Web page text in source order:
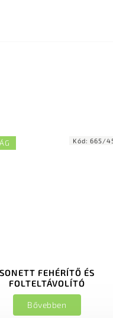
SONETT FEHÉRÍTŐ ÉS
FOLTELTÁVOLÍTÓ
Bővebben
Kód: 665/